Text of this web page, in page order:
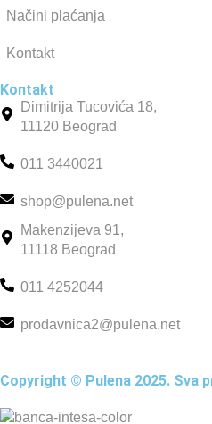
Načini plaćanja
Kontakt
Kontakt
Dimitrija Tucovića 18,
11120 Beograd
011 3440021
shop@pulena.net
Makenzijeva 91,
11118 Beograd
011 4252044
prodavnica2@pulena.net
Copyright © Pulena 2025. Sva